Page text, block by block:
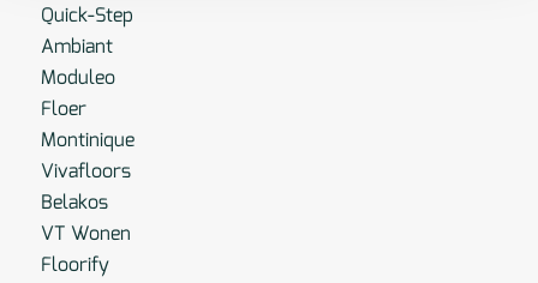
Quick-Step
Ambiant
Moduleo
Floer
Montinique
Vivafloors
Belakos
VT Wonen
Floorify